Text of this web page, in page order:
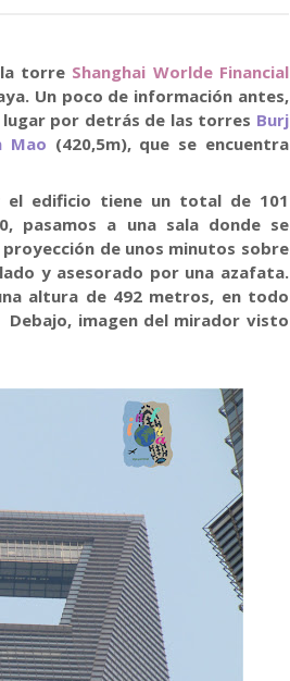
la torre Shanghai Worlde Financial
Un poco de información antes,
por detrás de las torres Burj
(420,5m), que se encuentra
el edificio tiene un total de 101
pasamos a una sala donde se
de unos minutos sobre
y asesorado por una azafata.
altura de 492 metros, en todo
imagen del mirador visto